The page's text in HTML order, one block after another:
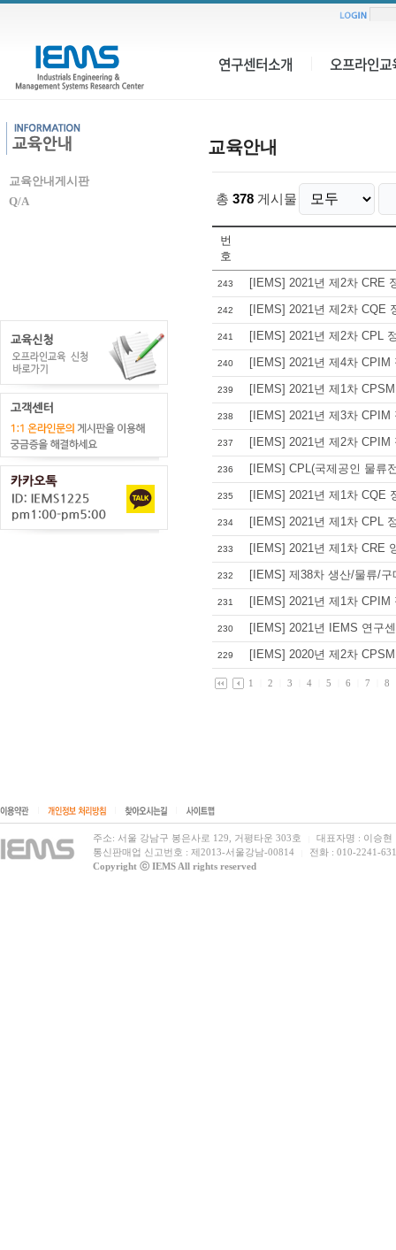
연구센터소개 오프라인교
총 378 게시물
번
호
243 [IEMS] 2021년 제2차 CRE
242 [IEMS] 2021년 제2차 CQE
241 [IEMS] 2021년 제2차 CPL
240 [IEMS] 2021년 제4차 CPIM
239 [IEMS] 2021년 제1차
238 [IEMS] 2021년 제3차 CPIM
237 [IEMS] 2021년 제2차
236 [IEMS] CPL(국제공인 물류
235 [IEMS] 2021년 제1차 CQE
234 [IEMS] 2021년 제1차 CPL
233 [IEMS] 2021년 제1차 CRE
232 [IEMS] 제38차 생산/물류/
231 [IEMS] 2021년 제1차
230 [IEMS] 2021년 IEMS 연구
229 [IEMS] 2020년 제2차
1 2 3 4 5 6 7 8
교육안내
교육안내게시판
Q/A
주소: 서울 강남구 봉은사로 129, 거평타운 303호
대표자명 : 이승현
통신판매업 신고번호 : 제2013-서울강남-00814
전화 : 010-2241-
Copyright ⓒ IEMS All rights reserved